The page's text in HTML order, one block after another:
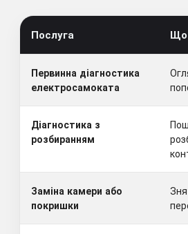
Послуга Що
Первинна діагностика
електросамоката
Діагностика з
розбиранням
Заміна камери або
покришки